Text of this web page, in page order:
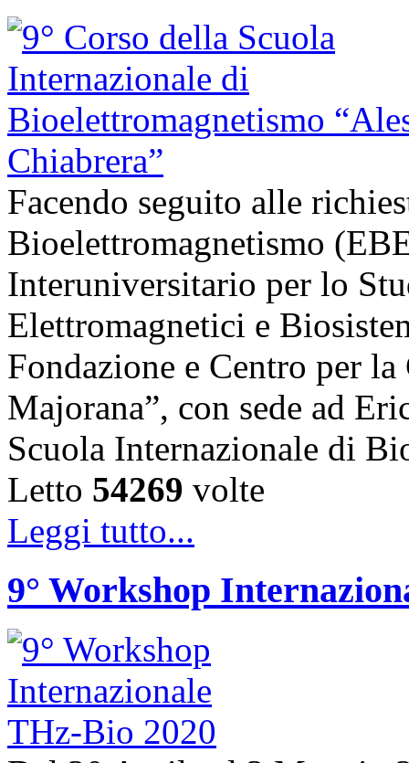
Facendo seguito alle
Bioelettromagnetismo
Interuniversitario per lo
Elettromagnetici e
Fondazione e Centro per
Majorana”, con sede ad
Scuola Internazionale di
Letto 54269 volte
Leggi tutto...
9° Workshop